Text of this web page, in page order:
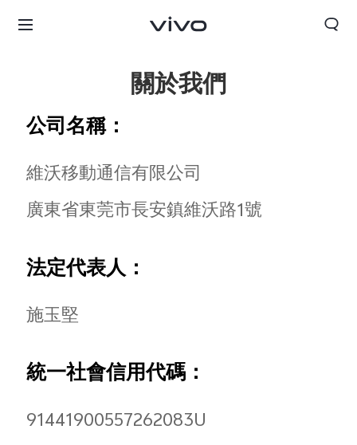
關於我們
公司名稱：
維沃移動通信有限公司
廣東省東莞市長安鎮維沃路1號
法定代表人：
施玉堅
統一社會信用代碼：
91441900557262083U